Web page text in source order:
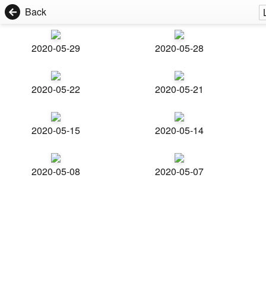
Back
2020-05-29 2020-05-28
2020-05-22 2020-05-21
2020-05-15 2020-05-14
2020-05-08 2020-05-07